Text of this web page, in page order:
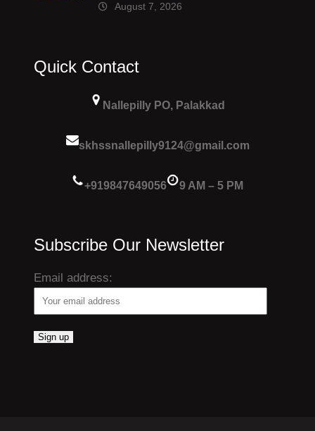
August 7, 2026
Quick Contact
Nallepilly PO, Palakkad
skhssnallepilly9124@gmail.com
+919847649056 9 AM – 5 PM
Subscribe Our Newsletter
Email address: